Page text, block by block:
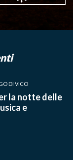
DI VICO
la notte delle
e